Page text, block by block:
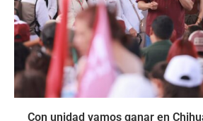
Con unidad vamos ganar en